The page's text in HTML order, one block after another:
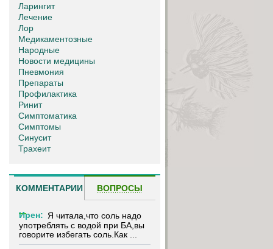
Ларингит
Лечение
Лор
Медикаментозные
Народные
Новости медицины
Пневмония
Препараты
Профилактика
Ринит
Симптоматика
Симптомы
Синусит
Трахеит
КОММЕНТАРИИ ВОПРОСЫ
Ирен: Я читала,что соль надо
употреблять с водой при БА,вы
говорите избегать соль.Как ...